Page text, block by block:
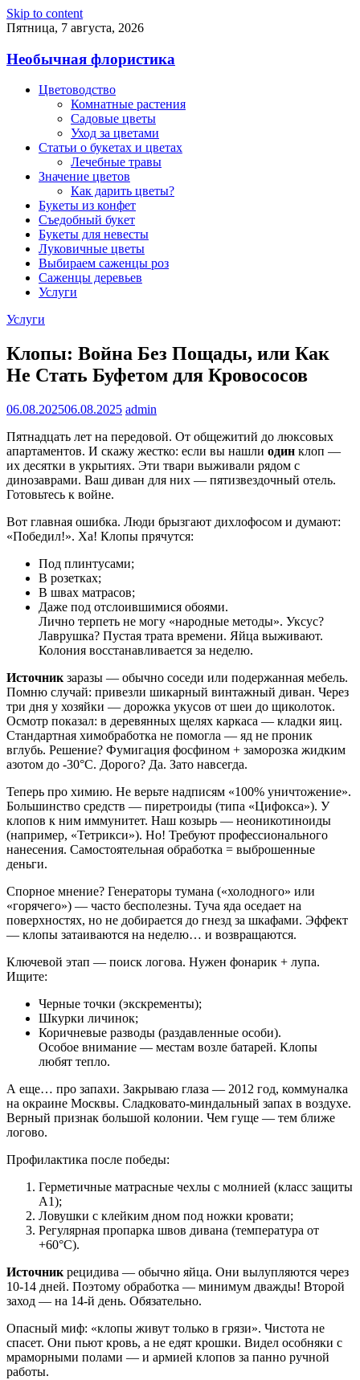
Skip to content
Пятница, 7 августа, 2026
Необычная флористика
Цветоводство
Комнатные растения
Садовые цветы
Уход за цветами
Статьи о букетах и цветах
Лечебные травы
Значение цветов
Как дарить цветы?
Букеты из конфет
Съедобный букет
Букеты для невесты
Луковичные цветы
Выбираем саженцы роз
Саженцы деревьев
Услуги
Услуги
Клопы: Война Без Пощады, или Как
Не Стать Буфетом для Кровососов
06.08.202506.08.2025 admin
Пятнадцать лет на передовой. От общежитий до люксовых
апартаментов. И скажу жестко: если вы нашли один клоп —
их десятки в укрытиях. Эти твари выживали рядом с
динозаврами. Ваш диван для них — пятизвездочный отель.
Готовьтесь к войне.
Вот главная ошибка. Люди брызгают дихлофосом и думают:
«Победил!». Ха! Клопы прячутся:
Под плинтусами;
В розетках;
В швах матрасов;
Даже под отслоившимися обоями.
Лично терпеть не могу «народные методы». Уксус?
Лаврушка? Пустая трата времени. Яйца выживают.
Колония восстанавливается за неделю.
Источник заразы — обычно соседи или подержанная мебель.
Помню случай: привезли шикарный винтажный диван. Через
три дня у хозяйки — дорожка укусов от шеи до щиколоток.
Осмотр показал: в деревянных щелях каркаса — кладки яиц.
Стандартная химобработка не помогла — яд не проник
вглубь. Решение? Фумигация фосфином + заморозка жидким
азотом до -30°C. Дорого? Да. Зато навсегда.
Теперь про химию. Не верьте надписям «100% уничтожение».
Большинство средств — пиретроиды (типа «Цифокса»). У
клопов к ним иммунитет. Наш козырь — неоникотиноиды
(например, «Тетрикси»). Но! Требуют профессионального
нанесения. Самостоятельная обработка = выброшенные
деньги.
Спорное мнение? Генераторы тумана («холодного» или
«горячего») — часто бесполезны. Туча яда оседает на
поверхностях, но не добирается до гнезд за шкафами. Эффект
— клопы затаиваются на неделю… и возвращаются.
Ключевой этап — поиск логова. Нужен фонарик + лупа.
Ищите:
Черные точки (экскременты);
Шкурки личинок;
Коричневые разводы (раздавленные особи).
Особое внимание — местам возле батарей. Клопы
любят тепло.
А еще… про запахи. Закрываю глаза — 2012 год, коммуналка
на окраине Москвы. Сладковато-миндальный запах в воздухе.
Верный признак большой колонии. Чем гуще — тем ближе
логово.
Профилактика после победы:
Герметичные матрасные чехлы с молнией (класс защиты
A1);
Ловушки с клейким дном под ножки кровати;
Регулярная пропарка швов дивана (температура от
+60°C).
Источник рецидива — обычно яйца. Они вылупляются через
10-14 дней. Поэтому обработка — минимум дважды! Второй
заход — на 14-й день. Обязательно.
Опасный миф: «клопы живут только в грязи». Чистота не
спасет. Они пьют кровь, а не едят крошки. Видел особняки с
мраморными полами — и армией клопов за панно ручной
работы.